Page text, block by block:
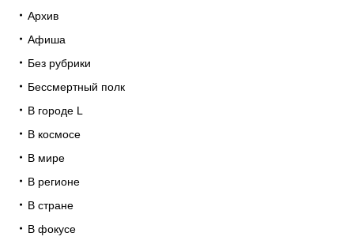
Архив
Афиша
Без рубрики
Бессмертный полк
В городе L
В космосе
В мире
В регионе
В стране
В фокусе